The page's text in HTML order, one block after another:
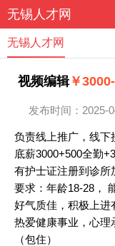
无锡人才网
无锡人才网
视频编辑￥
发布时间：2025-
负责线上推广，线下
底薪3000+500全勤
有护士证注册到诊所
要求：年龄18-28，
好气质佳，积极上进
热爱健康事业，心理
（包住）